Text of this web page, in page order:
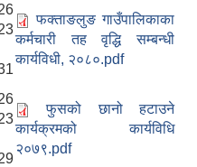
फक्ताङलुङ गाउँपालिकाका
कर्मचारी तह वृद्धि सम्बन्धी
कार्यविधी, २०८०.pdf
फुसको छानो हटाउने
कार्यक्रमको कार्यविधि
२०७९.pdf